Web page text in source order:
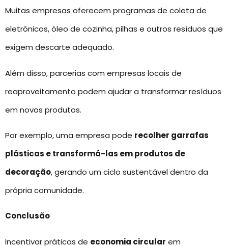
Muitas empresas oferecem programas de coleta de
eletrônicos, óleo de cozinha, pilhas e outros resíduos que
exigem descarte adequado.
Além disso, parcerias com empresas locais de
reaproveitamento podem ajudar a transformar resíduos
em novos produtos.
Por exemplo, uma empresa pode recolher garrafas
plásticas e transformá-las em produtos de
decoração, gerando um ciclo sustentável dentro da
própria comunidade.
Conclusão
Incentivar práticas de economia circular em